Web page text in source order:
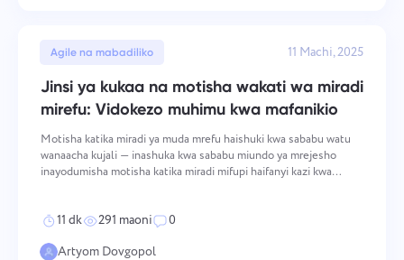
Agile na mabadiliko 11 Machi, 2025
Jinsi ya kukaa na motisha wakati wa miradi
mirefu: Vidokezo muhimu kwa mafanikio
Motisha katika miradi ya muda mrefu haishuki kwa sababu watu
wanaacha kujali — inashuka kwa sababu miundo ya mrejesho
inayodumisha motisha katika miradi mifupi haifanyi kazi kwa
11 dk 291 maoni
0
Artyom Dovgopol